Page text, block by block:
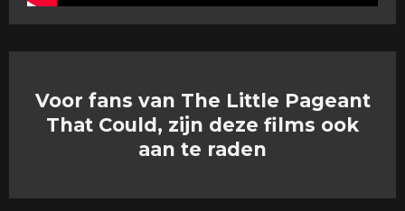
Voor fans van The Little Pageant
That Could, zijn deze films ook
aan te raden